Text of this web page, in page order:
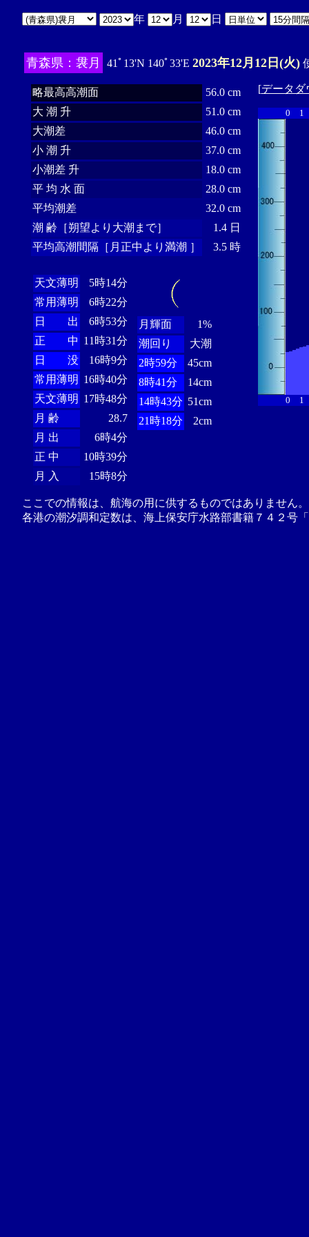
年 月 日
青森県：袰月 41ﾟ13'N 140ﾟ33'E 2023年12月12日(火)
略最高高潮面
56.0 cm
大 潮 升
51.0 cm
大潮差
46.0 cm
小 潮 升
37.0 cm
小潮差 升
18.0 cm
平 均 水 面
28.0 cm
平均潮差
32.0 cm
潮 齢［朔望より大潮まで］
1.4 日
平均高潮間隔［月正中より満潮 ］
3.5 時
天文薄明
5時14分
常用薄明
6時22分
日 出
6時53分
正 中 11時31分
日 没
16時9分
常用薄明 16時40分
天文薄明 17時48分
月 齢
28.7
月 出
6時4分
正 中
10時39分
月 入
15時8分
月輝面
1%
潮回り
大潮
2時59分
45cm
8時41分
14cm
14時43分 51cm
21時18分
2cm
[データダ
0 1
0 1
ここでの情報は、航海の用に供するものではありません
各港の潮汐調和定数は、海上保安庁水路部書籍７４２号